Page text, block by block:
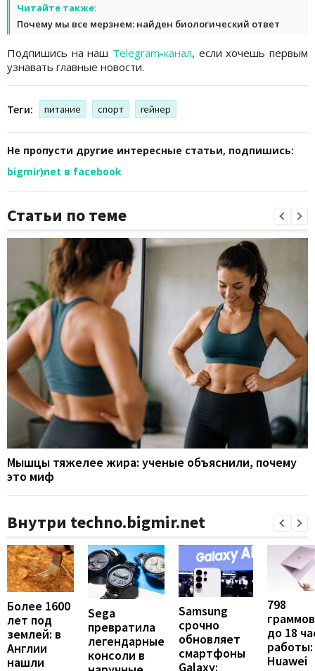
Читайте также:
Почему мы все мерзнем: найден биологический ответ
Подпишись на наш Telegram-канал, если хочешь первым
узнавать главные новости.
Теги: питание спорт гейнер
Не пропусти другие интересные статьи, подпишись:
bigmir)net в facebook
Статьи по теме
Мышцы тяжелее жира: ученые объяснили, почему
это миф
Внутри techno.bigmir.net
Более 1600
лет под
землей: в
Англии
нашли
Sega
превратила
легендарные
консоли в
Samsung
срочно
обновляет
смартфоны
Galaxy:
798
до 18
работы:
Huawei